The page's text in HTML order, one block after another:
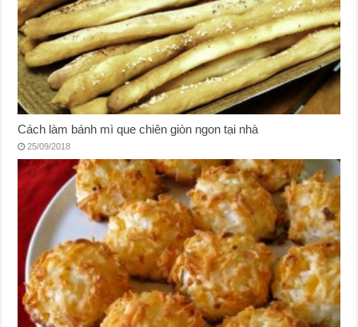
Cách làm bánh mì que chiên giòn ngon tại nhà
25/09/2018